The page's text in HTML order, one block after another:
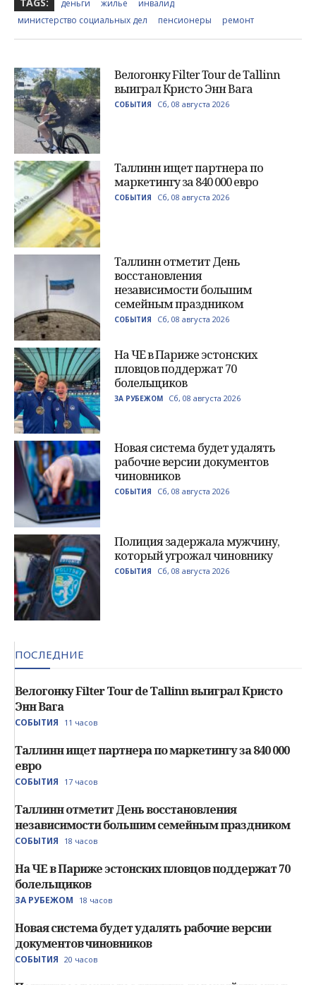
деньги жилье
инвалид
министерство социальных дел
пенсионеры ремонт
Велогонку Filter Tour de Tallinn
выиграл Кристо Энн Вага
СОБЫТИЯ Сб, 08 августа 2026
Таллинн ищет партнера по
маркетингу за 840 000 евро
СОБЫТИЯ Сб, 08 августа 2026
Таллинн отметит День
восстановления
независимости большим
семейным праздником
СОБЫТИЯ Сб, 08 августа 2026
На ЧЕ в Париже эстонских
пловцов поддержат 70
болельщиков
ЗА РУБЕЖОМ Сб, 08 августа 2026
Новая система будет удалять
рабочие версии документов
чиновников
СОБЫТИЯ Сб, 08 августа 2026
Полиция задержала мужчину,
который угрожал чиновнику
СОБЫТИЯ Сб, 08 августа 2026
ПОСЛЕДНИЕ
Велогонку Filter Tour de Tallinn выиграл Кристо
Энн Вага
СОБЫТИЯ 11 часов
Таллинн ищет партнера по маркетингу за 840 000
евро
СОБЫТИЯ 17 часов
Таллинн отметит День восстановления
независимости большим семейным праздником
СОБЫТИЯ 18 часов
На ЧЕ в Париже эстонских пловцов поддержат 70
болельщиков
ЗА РУБЕЖОМ 18 часов
Новая система будет удалять рабочие версии
документов чиновников
СОБЫТИЯ 20 часов